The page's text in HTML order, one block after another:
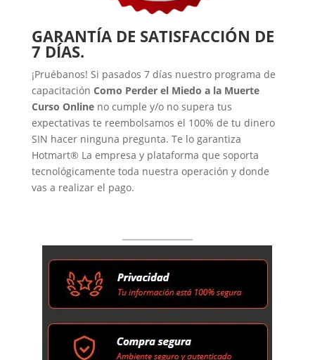
GARANTÍA DE SATISFACCIÓN DE
7 DÍAS.
¡Pruébanos! Si pasados 7 días nuestro programa de
capacitación Como Perder el Miedo a la Muerte
Curso Onlineno cumple y/o no supera tus
expectativas te reembolsamos el 100% de tu dinero
SIN hacer ninguna pregunta. Te lo garantiza
Hotmart® La empresa y plataforma que soporta
tecnológicamente toda nuestra operación y donde
vas a realizar el pago.